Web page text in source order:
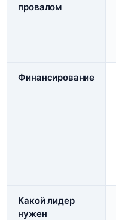
провалом
Финансирование
Какой лидер
нужен